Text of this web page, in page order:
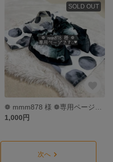
SOLD OUT
1,000円
次へ